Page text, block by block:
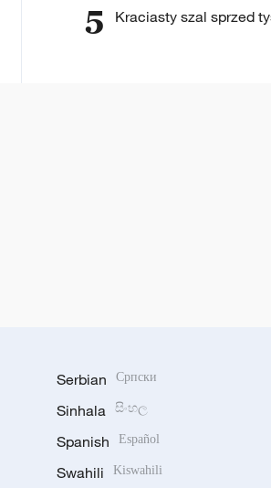
5 Kraciasty szal sprzed
Serbian Српски
Sinhala සිංහල
Spanish Español
Swahili Kiswahili